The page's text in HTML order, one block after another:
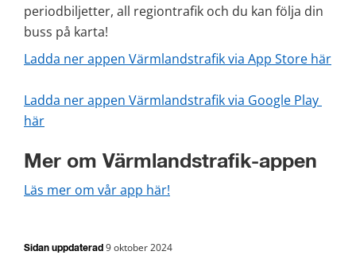
periodbiljetter, all regiontrafik och du kan följa din
buss på karta!
Ladda ner appen Värmlandstrafik via App Store här
Ladda ner appen Värmlandstrafik via Google Play
här
Mer om Värmlandstrafik-appen
Läs mer om vår app här!
Sidan uppdaterad 9 oktober 2024